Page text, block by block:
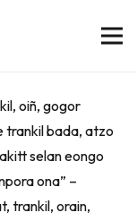
oiñ, gogor
trankil bada, atzo
selan eongo
ona” –
trankil, orain,